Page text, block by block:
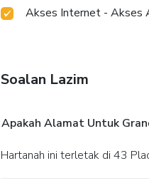
Akses Internet - Akses
Soalan Lazim
Apakah Alamat Untuk
Hartanah ini terletak di 43